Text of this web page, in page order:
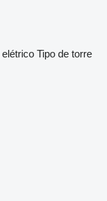
elétrico Tipo de torre